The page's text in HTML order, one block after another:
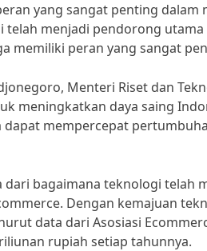
yang sangat penting
menjadi pendorong
memiliki peran yang sangat
Menteri Riset dan
meningkatkan daya saing
mempercepat
dari bagaimana teknologi telah
Dengan kemajuan
data dari Asosiasi
rupiah setiap tahunnya.